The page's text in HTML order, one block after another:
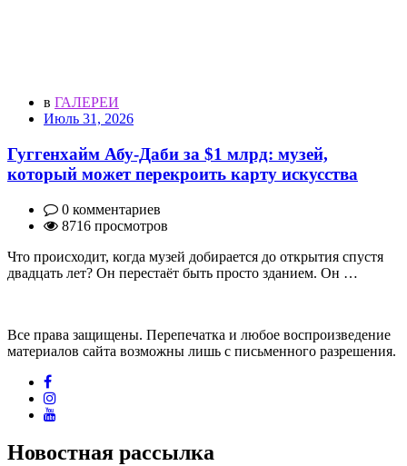
в ГАЛЕРЕИ
Июль 31, 2026
Гуггенхайм Абу-Даби за $1 млрд: музей,
который может перекроить карту искусства
0 комментариев
8716 просмотров
Что происходит, когда музей добирается до открытия спустя
двадцать лет? Он перестаёт быть просто зданием. Он …
Все права защищены. Перепечатка и любое воспроизведение
материалов сайта возможны лишь с письменного разрешения.
Новостная рассылка